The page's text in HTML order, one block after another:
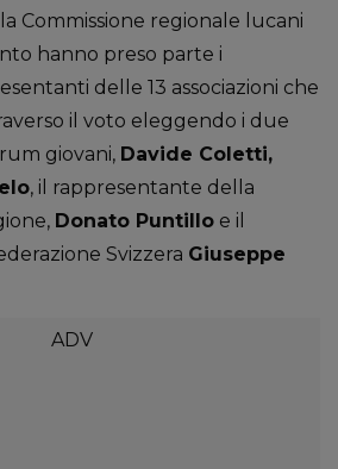
Commissione regionale lucani
hanno preso parte i
delle 13 associazioni che
il voto eleggendo i due
giovani, Davide Coletti,
, il rappresentante della
Donato Puntillo e il
Svizzera Giuseppe